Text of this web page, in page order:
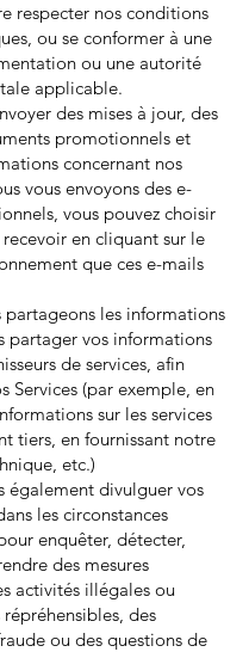
respecter nos conditions
ou se conformer à une
ou une autorité
applicable.
des mises à jour, des
promotionnels et
concernant nos
vous envoyons des e-
vous pouvez choisir
en cliquant sur le
que ces e-mails
partageons les informations
partager vos informations
de services, afin
Services (par exemple, en
sur les services
tiers, en fournissant notre
etc.)
également divulguer vos
les circonstances
enquêter, détecter,
des mesures
activités illégales ou
répréhensibles, des
ou des questions de